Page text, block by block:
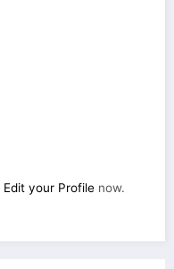
Edit your Profile now.